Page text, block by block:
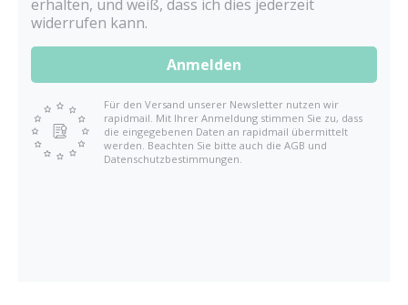
erhalten, und weiß, dass ich dies jederzeit
widerrufen kann.
Anmelden
Für den Versand unserer Newsletter nutzen wir
rapidmail. Mit Ihrer Anmeldung stimmen Sie zu, dass
die eingegebenen Daten an rapidmail übermittelt
werden. Beachten Sie bitte auch die AGB und
Datenschutzbestimmungen.